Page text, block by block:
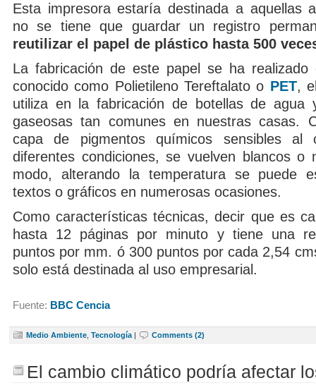
Esta impresora estaría destinada a aquellas
no se tiene que guardar un registro
reutilizar el papel de plástico hasta 500
La fabricación de este papel se ha realizado
conocido como Polietileno Tereftalato o PET,
utiliza en la fabricación de botellas de agua
gaseosas tan comunes en nuestras casas.
capa de pigmentos químicos sensibles al
diferentes condiciones, se vuelven blancos o
modo, alterando la temperatura se puede
textos o gráficos en numerosas ocasiones.
Como características técnicas, decir que es
hasta 12 páginas por minuto y tiene una
puntos por mm. ó 300 puntos por cada 2,54
solo está destinada al uso empresarial.
Fuente: BBC Cencia
Medio Ambiente Tecnología | Comments (2)
El cambio climático podría afectar